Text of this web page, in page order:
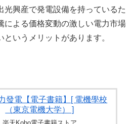
光興産で発電設備を持っているた
による価格変動の激しい電力市場
いうメリットがあります。
發電【電子書籍】[ 電機學校
（東京電機大学） ]